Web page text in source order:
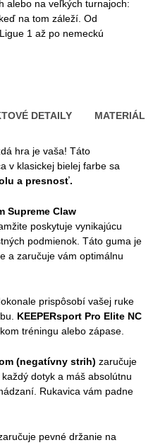
alebo na veľkých turnajoch:
na tom záleží. Od
1 až po nemeckú
DETAILY MATERIÁL
hra je vaša! Táto
v klasickej bielej farbe sa
a presnosť.
Supreme Claw
poskytuje vynikajúcu
podmienok. Táto guma je
a zaručuje vám optimálnu
prispôsobí vašej ruke
KEEPERsport Pro Elite NC
tréningu alebo zápase.
(negatívny strih) zaručuje
dotyk a máš absolútnu
Rukavica vám padne
pevné držanie na